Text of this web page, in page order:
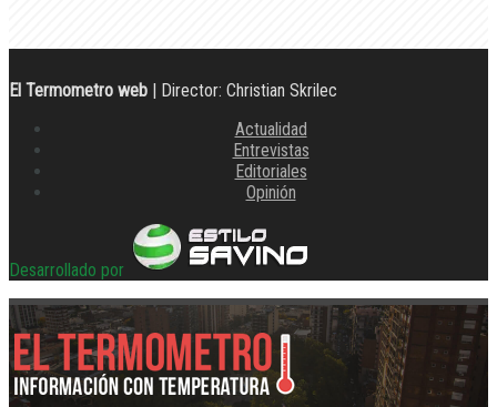
El Termometro web | Director: Christian Skrilec
Actualidad
Entrevistas
Editoriales
Opinión
Desarrollado por